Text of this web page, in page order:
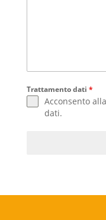
Trattamento dati *
Acconsento alla
dati.